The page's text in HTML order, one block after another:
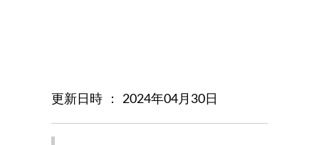
更新日時 ： 2024年04月30日